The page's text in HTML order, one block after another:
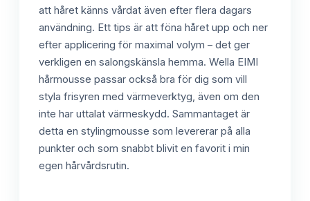
att håret känns vårdat även efter flera dagars
användning. Ett tips är att föna håret upp och ner
efter applicering för maximal volym – det ger
verkligen en salongskänsla hemma. Wella EIMI
hårmousse passar också bra för dig som vill
styla frisyren med värmeverktyg, även om den
inte har uttalat värmeskydd. Sammantaget är
detta en stylingmousse som levererar på alla
punkter och som snabbt blivit en favorit i min
egen hårvårdsrutin.